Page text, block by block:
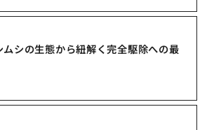
ムシの生態から紐解く完全駆除への最